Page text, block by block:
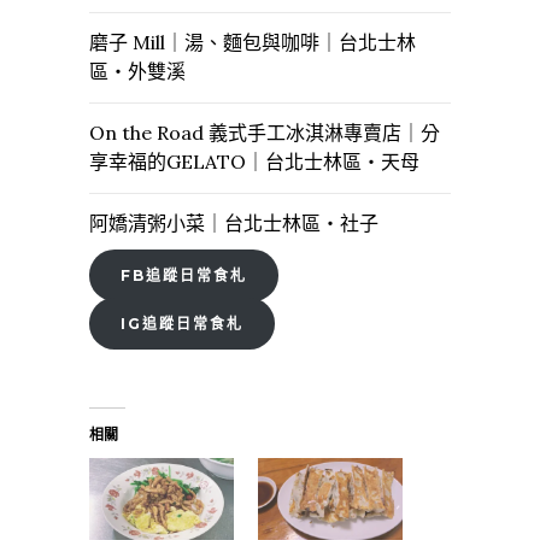
磨子 Mill｜湯、麵包與咖啡｜台北士林
區・外雙溪
On the Road 義式手工冰淇淋專賣店｜分
享幸福的GELATO｜台北士林區・天母
阿嬌清粥小菜｜台北士林區・社子
FB追蹤日常食札
IG追蹤日常食札
相關